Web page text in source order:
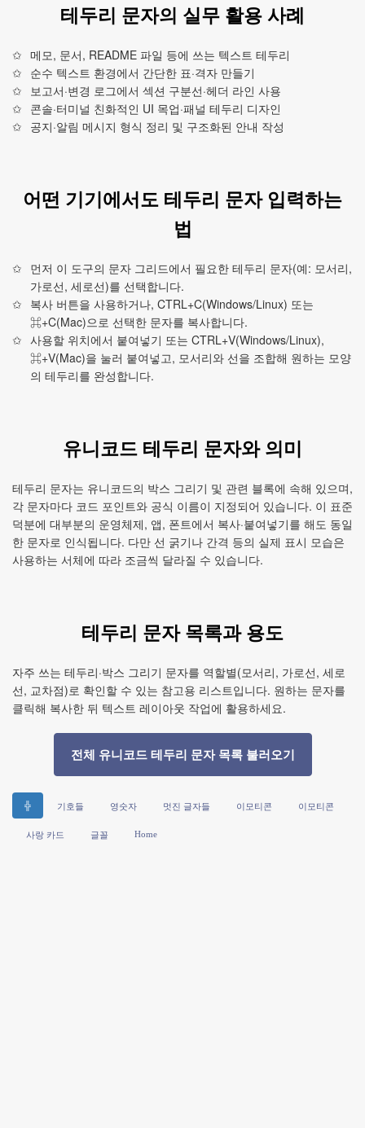
테두리 문자의 실무 활용 사례
메모, 문서, README 파일 등에 쓰는 텍스트 테두리
순수 텍스트 환경에서 간단한 표·격자 만들기
보고서·변경 로그에서 섹션 구분선·헤더 라인 사용
콘솔·터미널 친화적인 UI 목업·패널 테두리 디자인
공지·알림 메시지 형식 정리 및 구조화된 안내 작성
어떤 기기에서도 테두리 문자 입력하는
법
먼저 이 도구의 문자 그리드에서 필요한 테두리 문자(예: 모서리,
가로선, 세로선)를 선택합니다.
복사 버튼을 사용하거나, CTRL+C(Windows/Linux) 또는
⌘+C(Mac)으로 선택한 문자를 복사합니다.
사용할 위치에서 붙여넣기 또는 CTRL+V(Windows/Linux),
⌘+V(Mac)을 눌러 붙여넣고, 모서리와 선을 조합해 원하는 모양
의 테두리를 완성합니다.
유니코드 테두리 문자와 의미
테두리 문자는 유니코드의 박스 그리기 및 관련 블록에 속해 있으며,
각 문자마다 코드 포인트와 공식 이름이 지정되어 있습니다. 이 표준
덕분에 대부분의 운영체제, 앱, 폰트에서 복사·붙여넣기를 해도 동일
한 문자로 인식됩니다. 다만 선 굵기나 간격 등의 실제 표시 모습은
사용하는 서체에 따라 조금씩 달라질 수 있습니다.
테두리 문자 목록과 용도
자주 쓰는 테두리·박스 그리기 문자를 역할별(모서리, 가로선, 세로
선, 교차점)로 확인할 수 있는 참고용 리스트입니다. 원하는 문자를
클릭해 복사한 뒤 텍스트 레이아웃 작업에 활용하세요.
전체 유니코드 테두리 문자 목록 불러오기
╬ 기호들 영숫자 멋진 글자들 이모티콘 이모티콘
사랑 카드 글꼴 Home